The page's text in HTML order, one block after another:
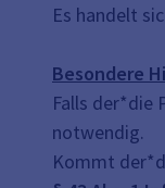
Es handelt
Besondere
Falls der*die
notwendig.
Kommt